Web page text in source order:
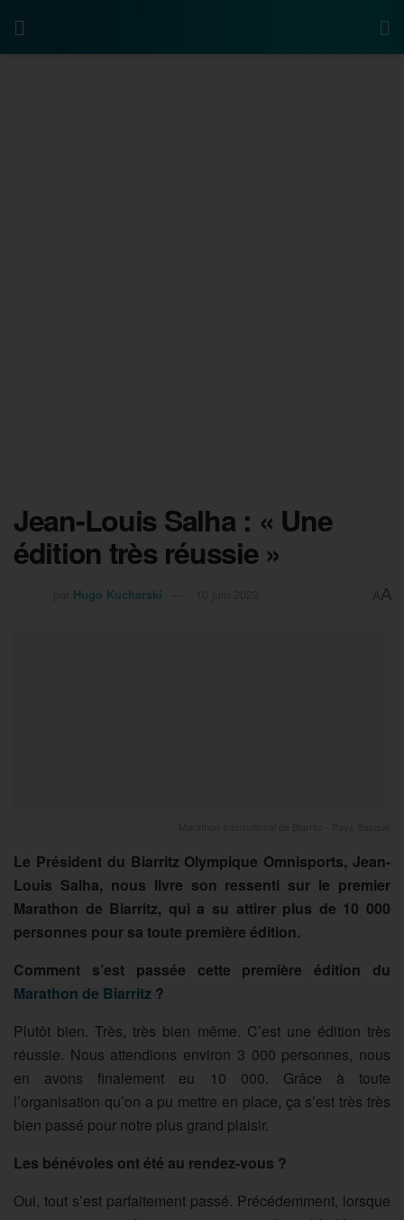
Jean-Louis Salha : « Une
édition très réussie »
Hugo Kucharski AA
Le Président du Biarritz Olympique Omnisports, Jean-
Louis Salha, nous livre son ressenti sur le premier
Marathon de Biarritz, qui a su attirer plus de 10 000
personnes pour sa toute première édition.
Comment s’est passée cette première édition du
Marathon de Biarritz ?
Plutôt bien. Très, très bien même. C’est une édition très
réussie. Nous attendions environ 3 000 personnes, nous
en avons finalement eu 10 000. Grâce à toute
l’organisation qu’on a pu mettre en place, ça s’est très très
bien passé pour notre plus grand plaisir.
Les bénévoles ont été au rendez-vous ?
Oui, tout s’est parfaitement passé. Précédemment, lorsque